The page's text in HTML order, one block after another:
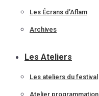
Les Écrans d’Aflam
Archives
Les Ateliers
Les ateliers du festival
Atelier programmation